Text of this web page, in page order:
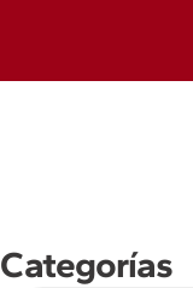
Categorías